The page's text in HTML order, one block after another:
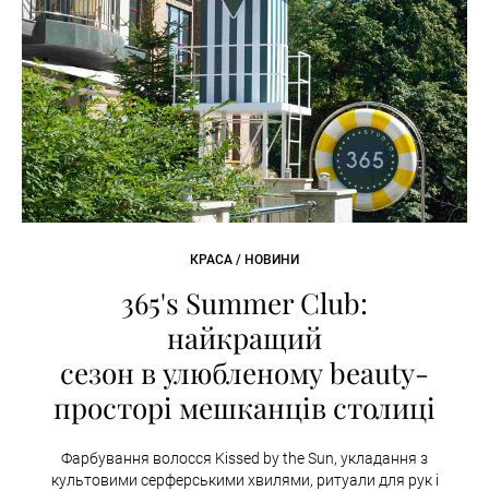
КРАСА / НОВИНИ
365's Summer Club:
найкращий
сезон в улюбленому beauty-
просторі мешканців столиці
Фарбування волосся Kissed by the Sun, укладання з
культовими серферськими хвилями, ритуали для рук і